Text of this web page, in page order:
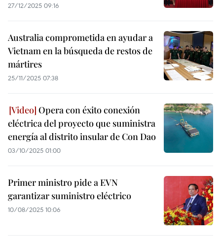
27/12/2025 09:16
Australia comprometida en ayudar a
Vietnam en la búsqueda de restos de
mártires
25/11/2025 07:38
Opera con éxito conexión
eléctrica del proyecto que suministra
energía al distrito insular de Con Dao
03/10/2025 01:00
Primer ministro pide a EVN
garantizar suministro eléctrico
10/08/2025 10:06